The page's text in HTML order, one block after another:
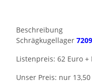
Beschreibung
Schrägkugellager
Listenpreis: 62 Euro +
Unser Preis: nur